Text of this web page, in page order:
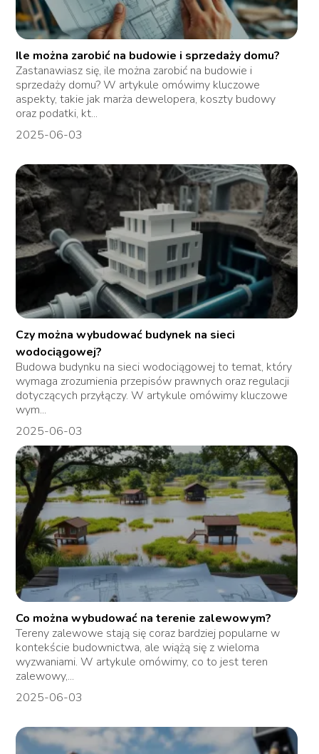
Ile można zarobić na budowie i sprzedaży domu?
Zastanawiasz się, ile można zarobić na budowie i
sprzedaży domu? W artykule omówimy kluczowe
aspekty, takie jak marża dewelopera, koszty budowy
oraz podatki, kt...
2025-06-03
Czy można wybudować budynek na sieci
wodociągowej?
Budowa budynku na sieci wodociągowej to temat, który
wymaga zrozumienia przepisów prawnych oraz regulacji
dotyczących przyłączy. W artykule omówimy kluczowe
wym...
2025-06-03
Co można wybudować na terenie zalewowym?
Tereny zalewowe stają się coraz bardziej popularne w
kontekście budownictwa, ale wiążą się z wieloma
wyzwaniami. W artykule omówimy, co to jest teren
zalewowy,...
2025-06-03